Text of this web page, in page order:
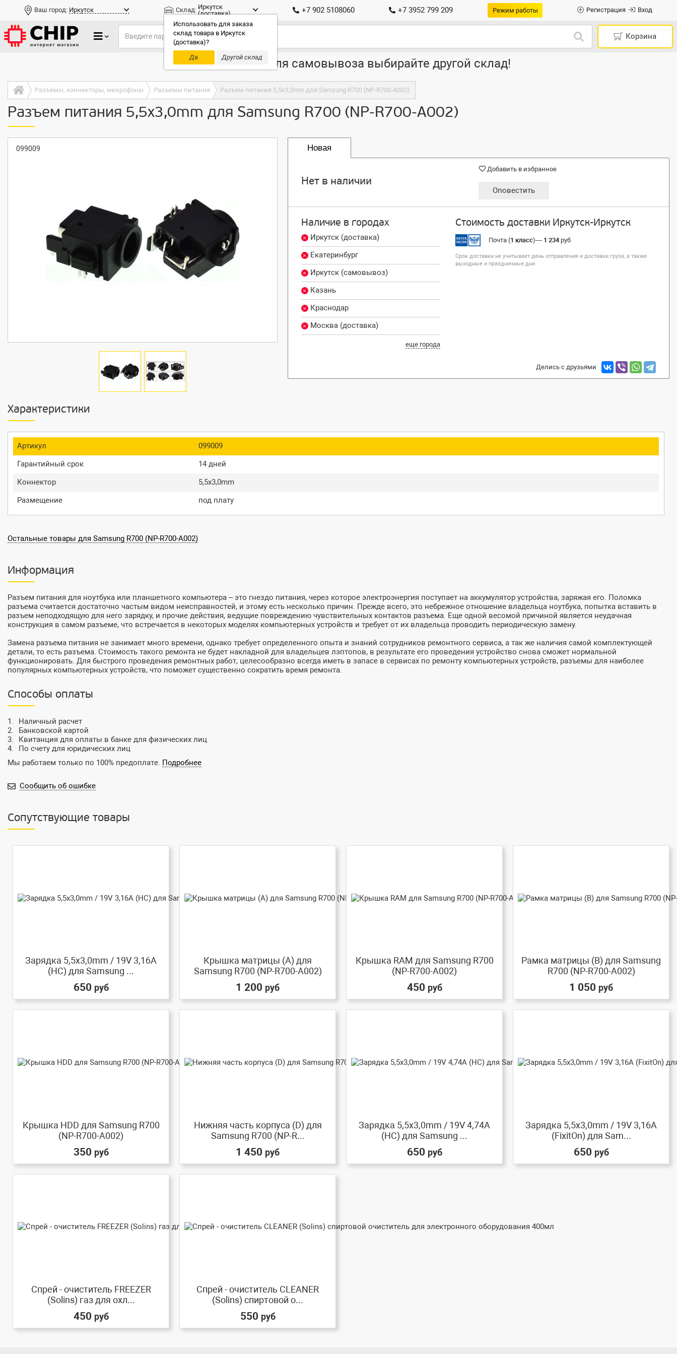
Ваш город: Иркутск Склад: Иркутск
(доставка)
Использовать для заказа
склад товара в Иркутск
(доставка)?
Да
Другой склад
+7 902 5108060 +7 3952 799 209 Режим работы Регистрация Вход
Корзина
Только доставка, для самовывоза выбирайте другой склад!
Разъёмы, коннекторы, микрофоны Разъемы питания Разъем питания 5,5x3,0mm для Samsung R700 (NP-R700-A002)
Разъем питания 5,5x3,0mm для Samsung R700 (NP-R700-A002)
099009 Новая
Нет в наличии
Добавить в избранное
Оповестить
Наличие в городах
Иркутск (доставка)
Екатеринбург
Иркутск (самовывоз)
Казань
Краснодар
Москва (доставка)
еще города
Стоимость доставки Иркутск-Иркутск
Почта (1 класс)— 1 234руб
Срок доставки не учитывает день отправления и доставки груза, а также
выходные и праздничные дни
Делись с друзьями
Характеристики
Артикул
099009
Гарантийный срок
14 дней
Коннектор
5,5x3,0mm
Размещение
под плату
Остальные товары для Samsung R700 (NP-R700-A002)
Информация
Разъем питания для ноутбука или планшетного компьютера – это гнездо питания, через которое электроэнергия поступает на аккумулятор устройства, заряжая его. Поломка
разъема считается достаточно частым видом неисправностей, и этому есть несколько причин. Прежде всего, это небрежное отношение владельца ноутбука, попытка вставить в
разъем неподходящую для него зарядку, и прочие действия, ведущие повреждению чувствительных контактов разъема. Еще одной весомой причиной является неудачная
конструкция в самом разъеме, что встречается в некоторых моделях компьютерных устройств и требует от их владельца проводить периодическую замену.
Замена разъема питания не занимает много времени, однако требует определенного опыта и знаний сотрудников ремонтного сервиса, а так же наличия самой комплектующей
детали, то есть разъема. Стоимость такого ремонта не будет накладной для владельцев лэптопов, в результате его проведения устройство снова сможет нормальной
функционировать. Для быстрого проведения ремонтных работ, целесообразно всегда иметь в запасе в сервисах по ремонту компьютерных устройств, разъемы для наиболее
популярных компьютерных устройств, что поможет существенно сократить время ремонта.
Способы оплаты
Наличный расчет
Банковской картой
Квитанция для оплаты в банке для физических лиц
По счету для юридических лиц
Мы работаем только по 100% предоплате. Подробнее
Сообщить об ошибке
Сопутствующие товары
Зарядка 5,5x3,0mm / 19V 3,16A
(HC) для Samsung ...
650 руб
Крышка матрицы (A) для
Samsung R700 (NP-R700-A002)
1 200 руб
Крышка RAM для Samsung R700
(NP-R700-A002)
450 руб
Рамка матрицы (B) для Samsung
R700 (NP-R700-A002)
1 050 руб
Крышка HDD для Samsung R700
(NP-R700-A002)
350 руб
Нижняя часть корпуса (D) для
Samsung R700 (NP-R...
1 450 руб
Зарядка 5,5x3,0mm / 19V 4,74A
(HC) для Samsung ...
650 руб
Зарядка 5,5x3,0mm / 19V 3,16A
(FixitOn) для Sam...
650 руб
Спрей - очиститель FREEZER
(Solins) газ для охл...
450 руб
Спрей - очиститель CLEANER
(Solins) спиртовой о...
550 руб